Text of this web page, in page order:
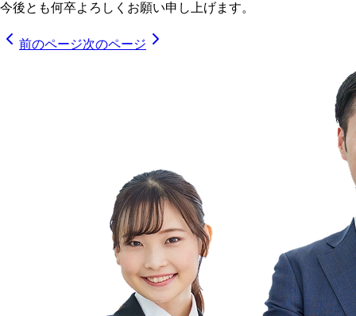
今後とも何卒よろしくお願い申し上げます。
前のページ次のページ